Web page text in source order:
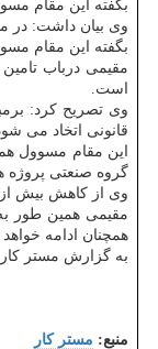
بگفته این مقام مسوول، امروز در مقایسه
وی بیان داشت: در
بگفته این مقام مسوول، ایران خودرو تابحال تعهدات
مقیمی درباب
است.
وی تصریح کرد:
قانونی اتخاد می
این مقام مسوول
گروه صنعتی
وی از کاهش بیش از
مقیمی همین طور
همچنان ادامه
به گزارش مستر کار به
منبع: مستر كار